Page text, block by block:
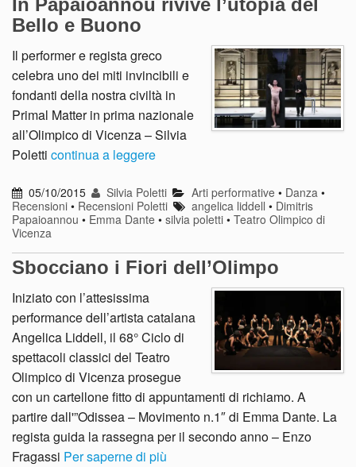
In Papaioannou rivive l’utopia del
Bello e Buono
Il performer e regista greco
celebra uno dei miti invincibili e
fondanti della nostra civiltà in
Primal Matter in prima nazionale
all’Olimpico di Vicenza – Silvia
Poletti continua a leggere
05/10/2015 Silvia Poletti Arti performative• Danza•
Recensioni • Recensioni Poletti angelica liddell • Dimitris
Papaioannou • Emma Dante • silvia poletti • Teatro Olimpico di
Vicenza
Sbocciano i Fiori dell’Olimpo
Iniziato con l’attesissima
performance dell’artista catalana
Angelica Liddell, il 68° Ciclo di
spettacoli classici del Teatro
Olimpico di Vicenza prosegue
con un cartellone fitto di appuntamenti di richiamo. A
partire dall'”Odissea – Movimento n.1″ di Emma Dante. La
regista guida la rassegna per il secondo anno – Enzo
Fragassi Per saperne di più